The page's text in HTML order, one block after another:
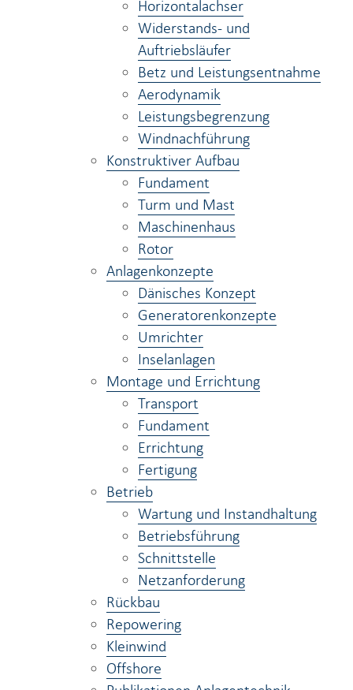
Horizontalachser
Widerstands- und
Auftriebsläufer
Betz und Leistungsentnahme
Aerodynamik
Leistungsbegrenzung
Windnachführung
Konstruktiver Aufbau
Fundament
Turm und Mast
Maschinenhaus
Rotor
Anlagenkonzepte
Dänisches Konzept
Generatorenkonzepte
Umrichter
Inselanlagen
Montage und Errichtung
Transport
Fundament
Errichtung
Fertigung
Betrieb
Wartung und Instandhaltung
Betriebsführung
Schnittstelle
Netzanforderung
Rückbau
Repowering
Kleinwind
Offshore